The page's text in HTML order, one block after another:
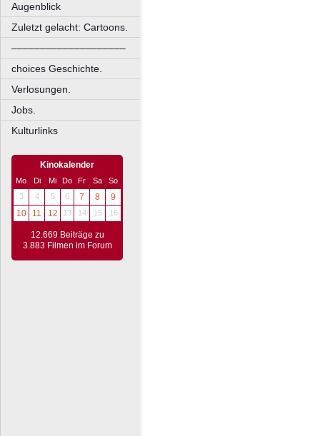
Augenblick
Zuletzt gelacht: Cartoons.
––––––––––––––––––––
choices Geschichte.
Verlosungen.
Jobs.
Kulturlinks
Kinokalender
Mo Di Mi Do Fr Sa
So
3
4 5 6 7 8
9
10
11 12 13 14 15 16
12.669 Beiträge zu
3.883 Filmen im Forum